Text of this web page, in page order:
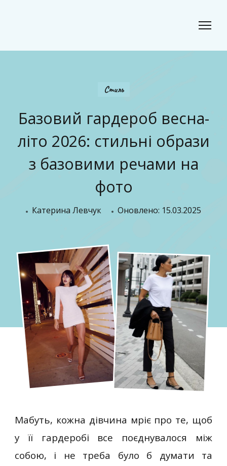
Стиль
Базовий гардероб весна-
літо 2026: стильні образи
з базовими речами на
фото
Катерина Левчук Оновлено: 15.03.2025
Мабуть, кожна дівчина мріє про те, щоб
у її гардеробі все поєднувалося між
собою, і не треба було б думати та